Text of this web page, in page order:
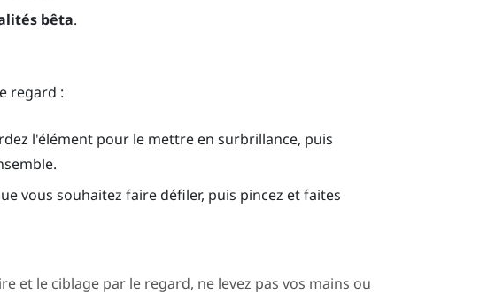
bêta.
regard :
l'élément pour le mettre en surbrillance, puis
vous souhaitez faire défiler, puis pincez et faites
et le ciblage par le regard, ne levez pas vos mains ou